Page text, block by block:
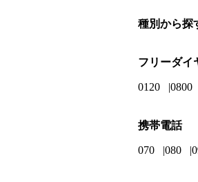
種別から探
フリーダイ
0120 0800
携帯電話
070 080